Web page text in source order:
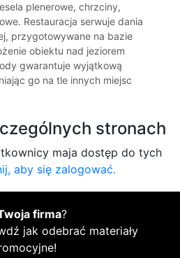
plenerowe, chrzciny,
Restauracja serwuje dania
przygotowywane na bazie
obiektu nad jeziorem
gwarantuje wyjątkową
go na tle innych miejsc
stronach
maja dostęp do tych
aby się zalogować.
firma?
jak odebrać materiały